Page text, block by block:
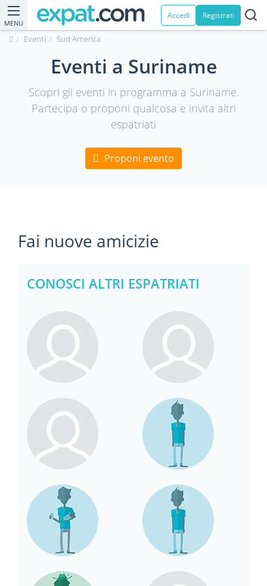
MENU
Accedi Registrati
Eventi Sud America
Eventi a Suriname
Scopri gli eventi in programma a Suriname.
Partecipa o proponi qualcosa e invita altri
espatriati
Proponi evento
Fai nuove amicizie
CONOSCI ALTRI ESPATRIATI